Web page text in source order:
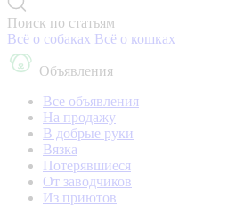
Поиск по статьям
Всё о собаках Всё о кошках
Объявления
Все объявления
На продажу
В добрые руки
Вязка
Потерявшиеся
От заводчиков
Из приютов